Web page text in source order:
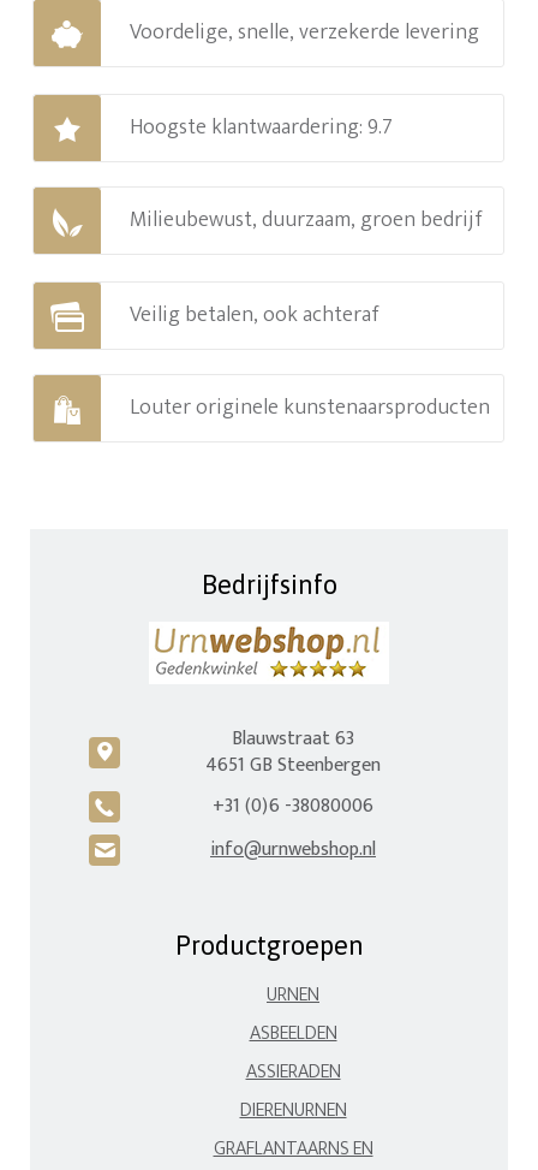
Voordelige, snelle, verzekerde levering
Hoogste klantwaardering: 9.7
Milieubewust, duurzaam, groen bedrijf
Veilig betalen, ook achteraf
Louter originele kunstenaarsproducten
Bedrijfsinfo
c
Blauwstraat 63
4651 GB Steenbergen
A +31 (0)6 -38080006
H info@urnwebshop.nl
Productgroepen
URNEN
ASBEELDEN
ASSIERADEN
DIERENURNEN
GRAFLANTAARNS EN